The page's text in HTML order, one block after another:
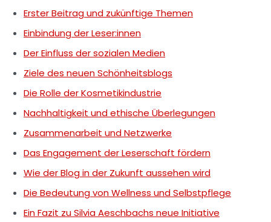
Erster Beitrag und zukünftige Themen
Einbindung der Leser:innen
Der Einfluss der sozialen Medien
Ziele des neuen Schönheitsblogs
Die Rolle der Kosmetikindustrie
Nachhaltigkeit und ethische Überlegungen
Zusammenarbeit und Netzwerke
Das Engagement der Leserschaft fördern
Wie der Blog in der Zukunft aussehen wird
Die Bedeutung von Wellness und Selbstpflege
Ein Fazit zu Silvia Aeschbachs neue Initiative